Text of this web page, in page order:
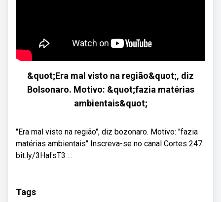
&quot;Era mal visto na região&quot;, diz
Bolsonaro. Motivo: &quot;fazia matérias
ambientais&quot;
"Era mal visto na região", diz bozonaro. Motivo: "fazia
matérias ambientais" Inscreva-se no canal Cortes 247:
bit.ly/3HafsT3 ...
Tags